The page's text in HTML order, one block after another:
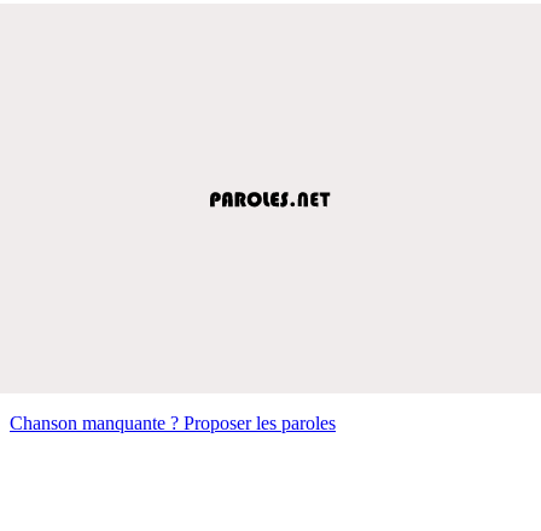
Chanson manquante ? Proposer les paroles